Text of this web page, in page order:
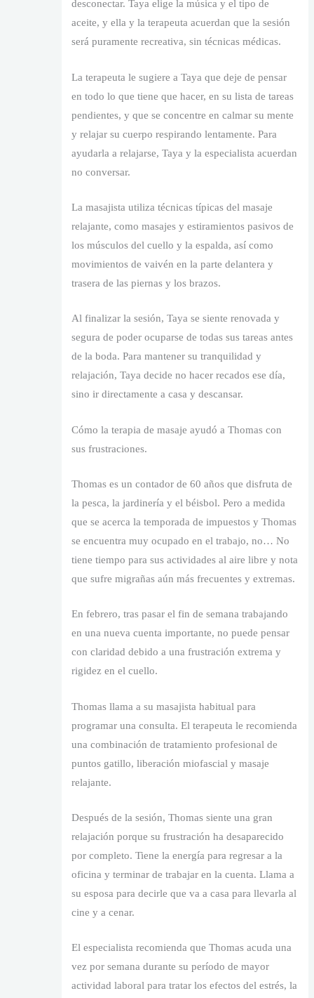
desconectar. Taya elige la música y el tipo de
aceite, y ella y la terapeuta acuerdan que la sesión
será puramente recreativa, sin técnicas médicas.
La terapeuta le sugiere a Taya que deje de pensar
en todo lo que tiene que hacer, en su lista de tareas
pendientes, y que se concentre en calmar su mente
y relajar su cuerpo respirando lentamente. Para
ayudarla a relajarse, Taya y la especialista acuerdan
no conversar.
La masajista utiliza técnicas típicas del masaje
relajante, como masajes y estiramientos pasivos de
los músculos del cuello y la espalda, así como
movimientos de vaivén en la parte delantera y
trasera de las piernas y los brazos.
Al finalizar la sesión, Taya se siente renovada y
segura de poder ocuparse de todas sus tareas antes
de la boda. Para mantener su tranquilidad y
relajación, Taya decide no hacer recados ese día,
sino ir directamente a casa y descansar.
Cómo la terapia de masaje ayudó a Thomas con
sus frustraciones.
Thomas es un contador de 60 años que disfruta de
la pesca, la jardinería y el béisbol. Pero a medida
que se acerca la temporada de impuestos y Thomas
se encuentra muy ocupado en el trabajo, no… No
tiene tiempo para sus actividades al aire libre y nota
que sufre migrañas aún más frecuentes y extremas.
En febrero, tras pasar el fin de semana trabajando
en una nueva cuenta importante, no puede pensar
con claridad debido a una frustración extrema y
rigidez en el cuello.
Thomas llama a su masajista habitual para
programar una consulta. El terapeuta le recomienda
una combinación de tratamiento profesional de
puntos gatillo, liberación miofascial y masaje
relajante.
Después de la sesión, Thomas siente una gran
relajación porque su frustración ha desaparecido
por completo. Tiene la energía para regresar a la
oficina y terminar de trabajar en la cuenta. Llama a
su esposa para decirle que va a casa para llevarla al
cine y a cenar.
El especialista recomienda que Thomas acuda una
vez por semana durante su período de mayor
actividad laboral para tratar los efectos del estrés, la